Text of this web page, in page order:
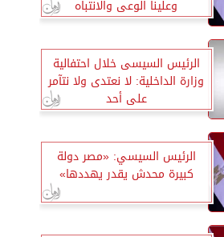
وعلينا الوعى والانتباه
الرئيس السيسى خلال احتفالية
وزارة الداخلية: لا نعتدى ولا نتآمر
على أحد
الرئيس السيسي: «مصر دولة
كبيرة محدش يقدر يهددها»